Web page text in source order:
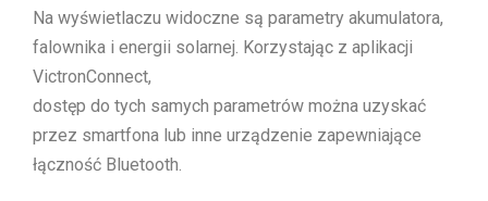
Na wyświetlaczu widoczne są parametry akumulatora,
falownika i energii solarnej. Korzystając z aplikacji
VictronConnect,
dostęp do tych samych parametrów można uzyskać
przez smartfona lub inne urządzenie zapewniające
łączność Bluetooth.